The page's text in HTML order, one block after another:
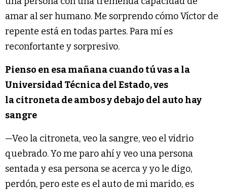
amar al ser humano. Me sorprendo cómo Víctor de
repente está en todas partes. Para mí es
reconfortante y sorpresivo.
Pienso en esa mañana cuando tú vas a la
Universidad Técnica del Estado, ves
la citroneta de ambos y debajo del auto hay
sangre
—Veo la citroneta, veo la sangre, veo el vidrio
quebrado. Yo me paro ahí y veo una persona
sentada y esa persona se acerca y yo le digo,
perdón, pero este es el auto de mi marido, es